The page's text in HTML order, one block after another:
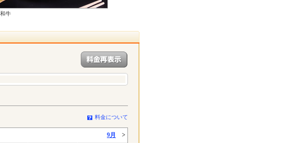
牛
料金について
9月 >